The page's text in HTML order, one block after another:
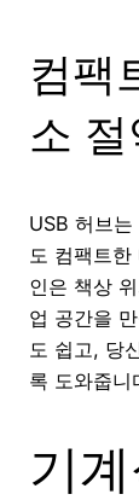
컴팩
소
USB 허브
도 컴팩트
인은 책상
업 공간을
도 쉽고, 당
록 도와줍니
기